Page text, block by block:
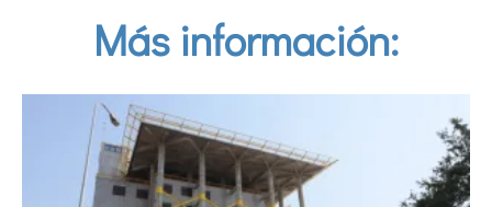
Más información: